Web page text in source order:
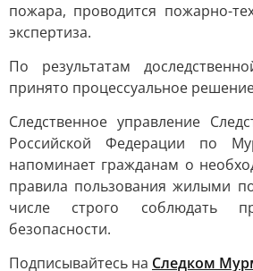
пожара, проводится пожарно-
экспертиза.
По результатам
принято процессуальное
Следственное управление
Российской Федерации по
напоминает гражданам о
правила пользования жилыми
числе строго соблюдать
безопасности.
Подписывайтесь на Следком